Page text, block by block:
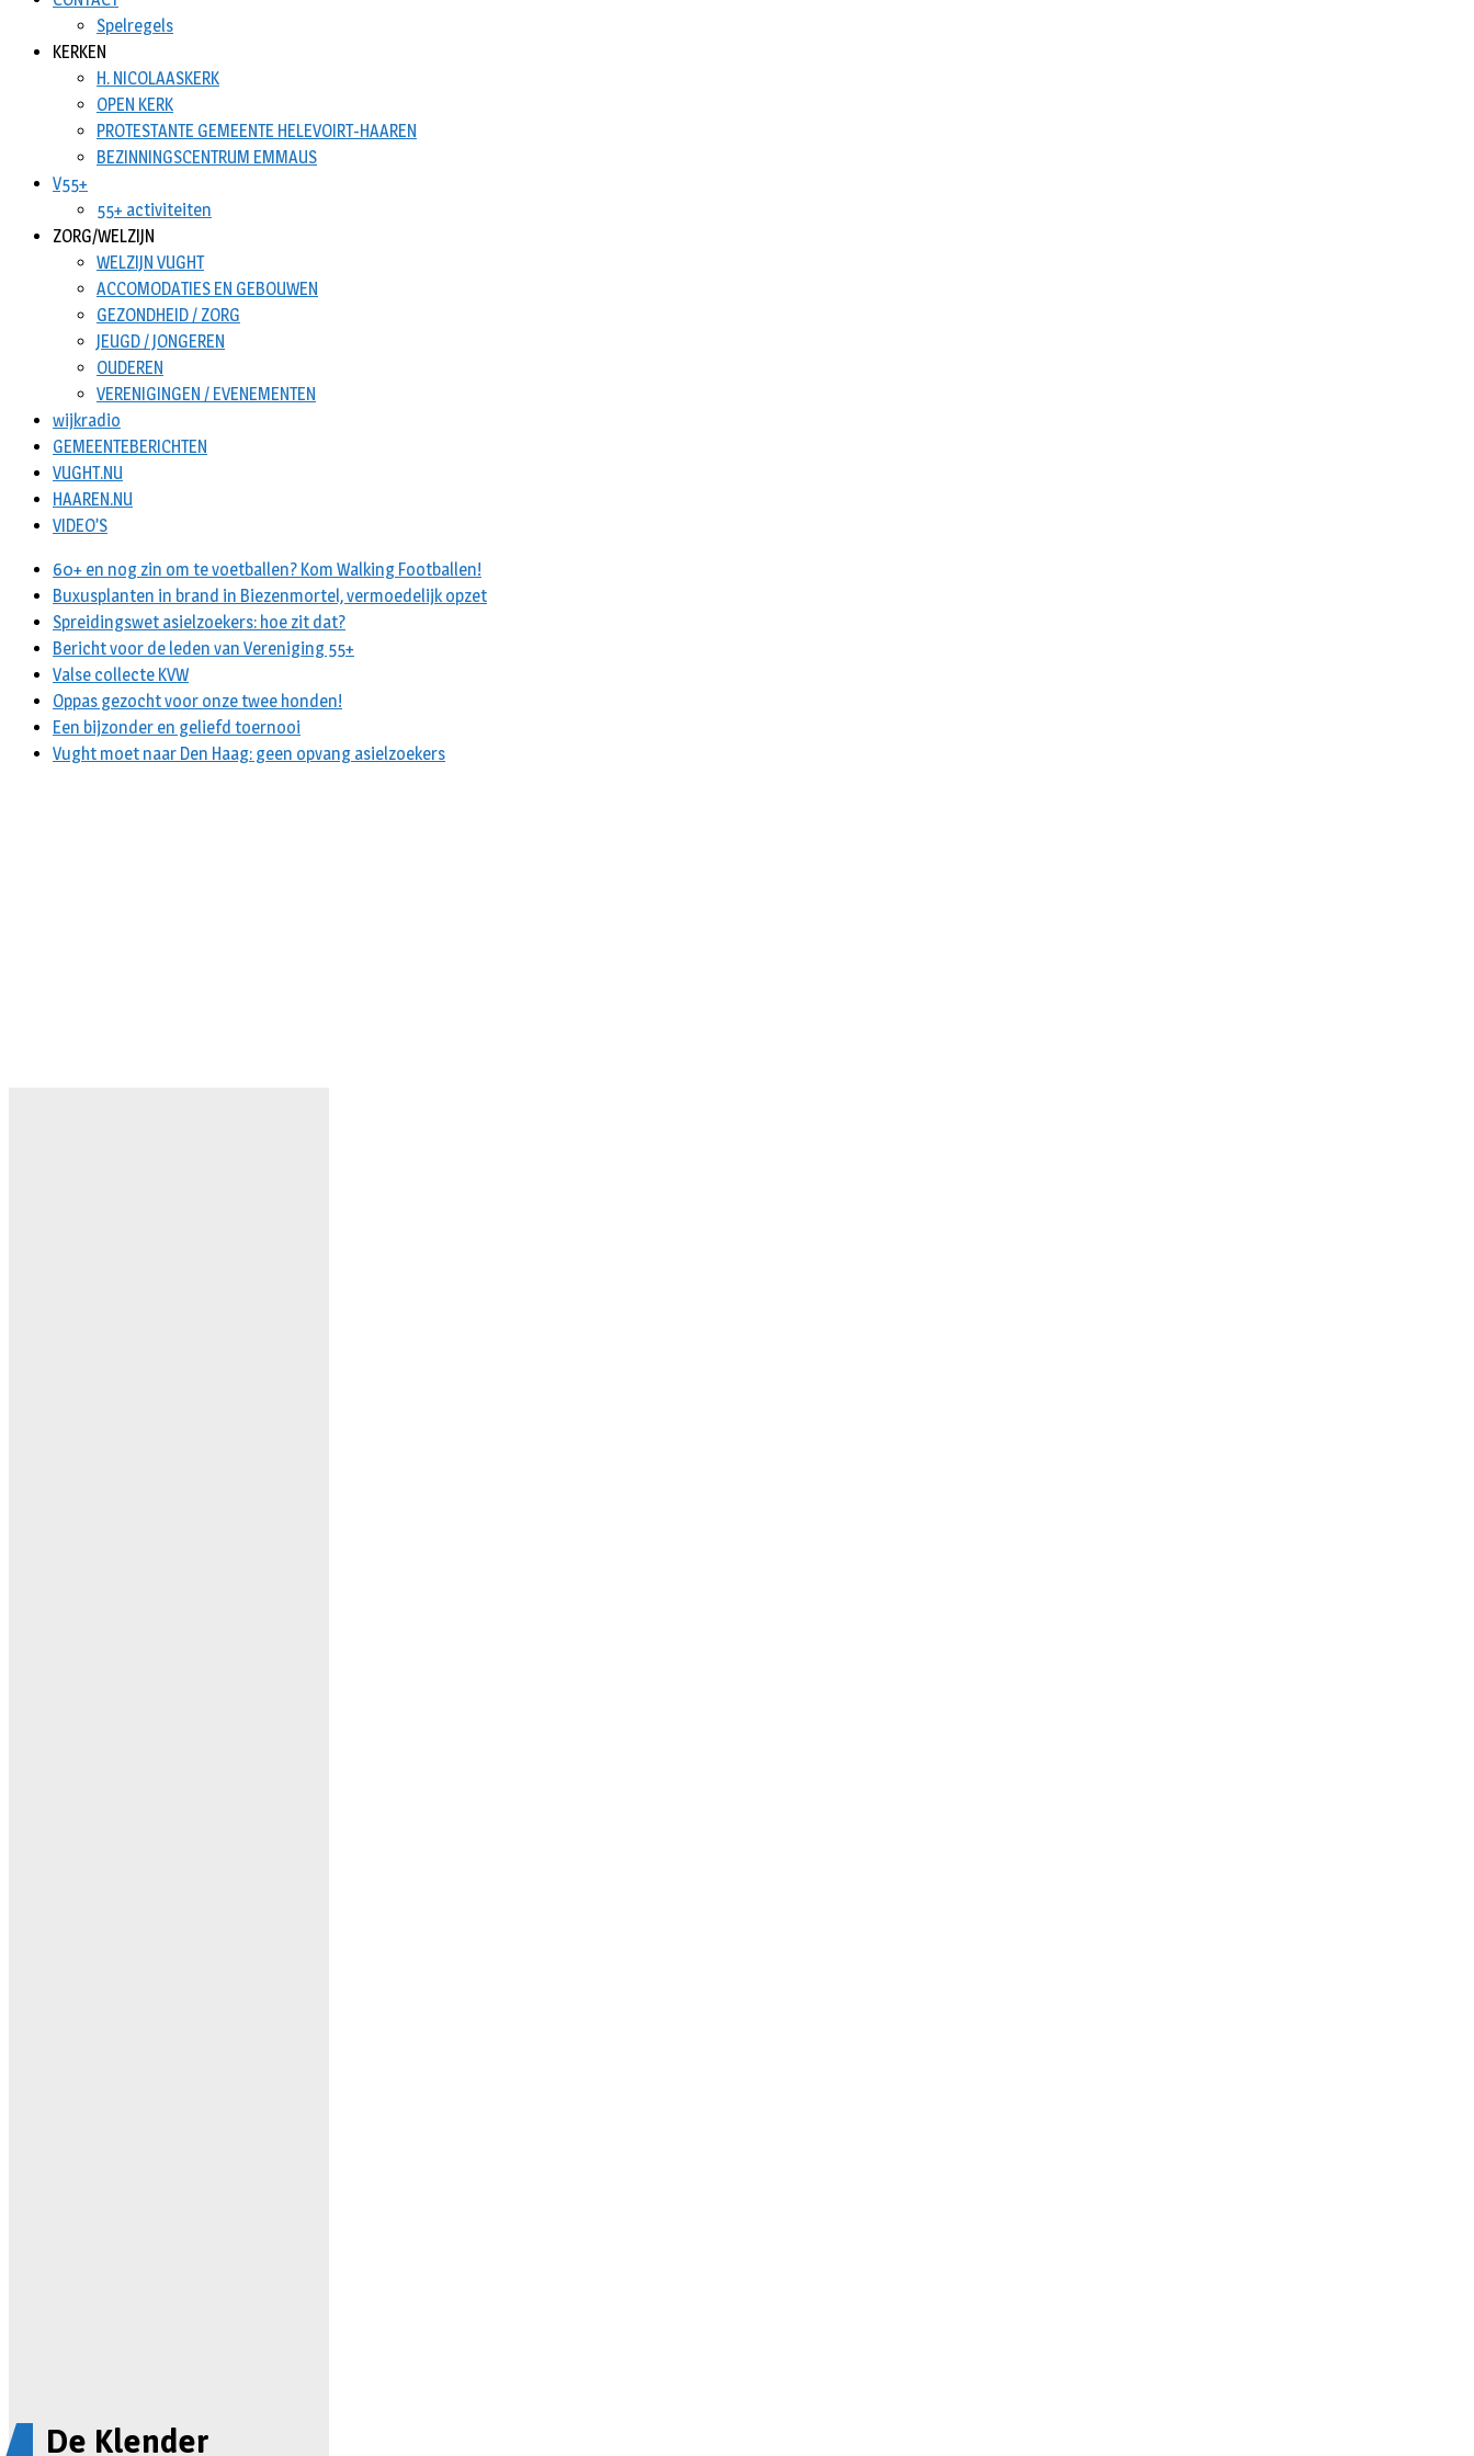
Spelregels
KERKEN
H. NICOLAASKERK
OPEN KERK
PROTESTANTE GEMEENTE HELEVOIRT-HAAREN
BEZINNINGSCENTRUM EMMAUS
V55+
55+ activiteiten
ZORG/WELZIJN
WELZIJN VUGHT
ACCOMODATIES EN GEBOUWEN
GEZONDHEID / ZORG
JEUGD / JONGEREN
OUDEREN
VERENIGINGEN / EVENEMENTEN
wijkradio
GEMEENTEBERICHTEN
VUGHT.NU
HAAREN.NU
VIDEO’S
60+ en nog zin om te voetballen? Kom Walking Footballen!
Buxusplanten in brand in Biezenmortel, vermoedelijk opzet
Spreidingswet asielzoekers: hoe zit dat?
Bericht voor de leden van Vereniging 55+
Valse collecte KVW
Oppas gezocht voor onze twee honden!
Een bijzonder en geliefd toernooi
Vught moet naar Den Haag: geen opvang asielzoekers
De Klender